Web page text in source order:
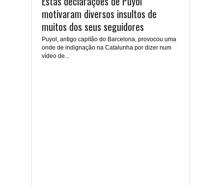
motivaram diversos insultos de
muitos dos seus seguidores
Puyol, antigo capitão do Barcelona, provocou uma
onde de indignação na Catalunha por dizer num
vídeo de...